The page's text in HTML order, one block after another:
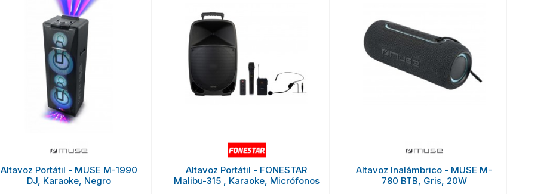
Altavoz Portátil - MUSE M-1990
DJ, Karaoke, Negro
Altavoz Portátil - FONESTAR
Malibu-315 , Karaoke, Micrófonos
Altavoz Inalámbrico - MUSE M-
780 BTB, Gris, 20W